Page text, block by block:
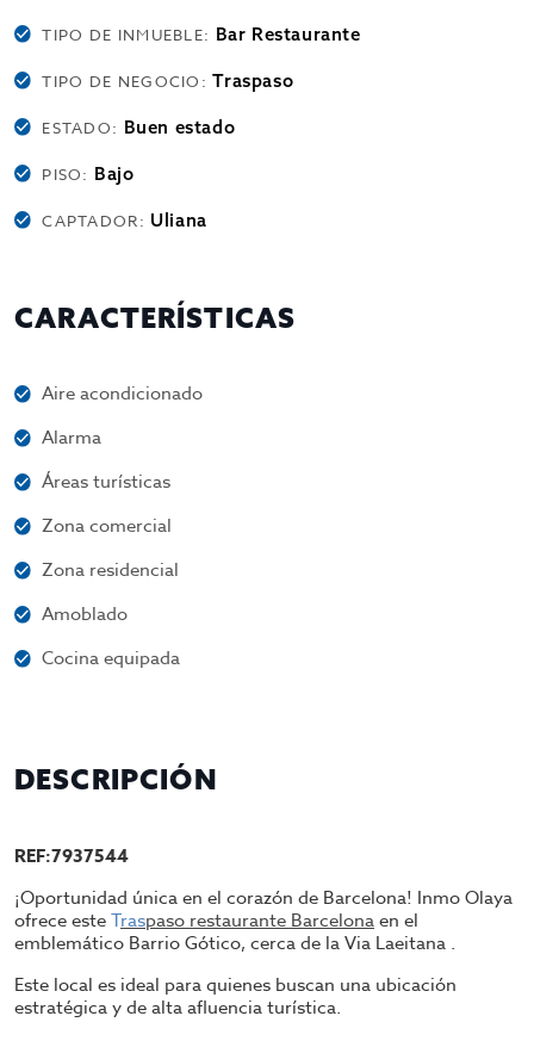
TIPO DE INMUEBLE: Bar Restaurante
TIPO DE NEGOCIO:Traspaso
ESTADO: Buen estado
PISO: Bajo
CAPTADOR: Uliana
CARACTERÍSTICAS
Aire acondicionado
Alarma
Áreas turísticas
Zona comercial
Zona residencial
Amoblado
Cocina equipada
DESCRIPCIÓN
REF:7937544
¡Oportunidad única en el corazón de Barcelona! Inmo Olaya
ofrece esteTraspaso restaurante Barcelonaen el
emblemático Barrio Gótico, cerca de la Via Laeitana .
Este local es ideal para quienes buscan una ubicación
estratégica y de alta afluencia turística.